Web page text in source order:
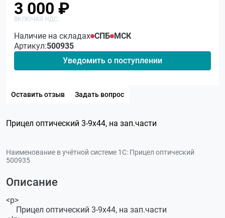
3 000 ₽
Наличие на складах СПБ МСК
Артикул:500935
Уведомить о поступлении
Оставить отзыв Задать вопрос
Прицел оптический 3-9x44, на зап.части
Наименование в учётной системе 1С: Прицел оптический
500935
Описание
<p>
Прицел оптический 3-9x44, на зап.части